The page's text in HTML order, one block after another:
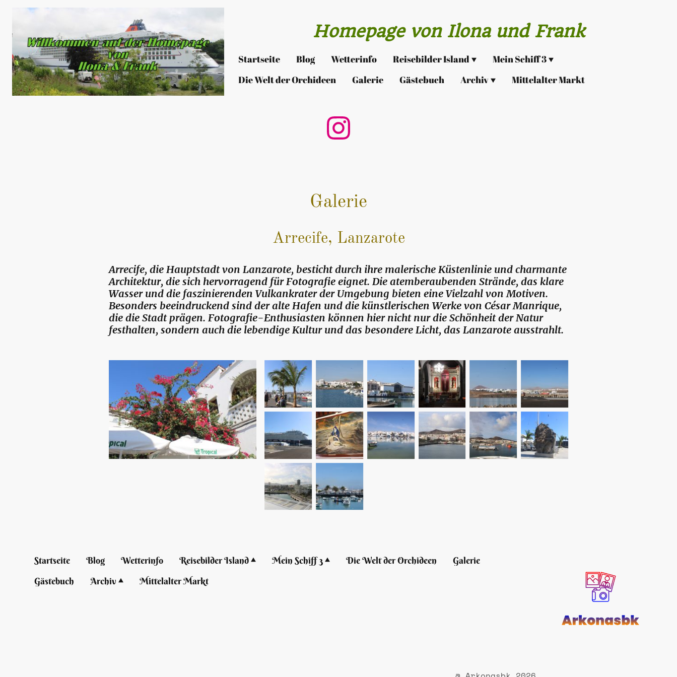
Homepage von Ilona und Frank
Startseite Blog Wetterinfo Reisebilder Island
Mein Schiff 3
Die Welt der Orchideen
Galerie Gästebuch Archiv Mittelalter Markt
Galerie
Arrecife, Lanzarote
Arrecife, die Hauptstadt von Lanzarote, besticht durch ihre malerische Küstenlinie und charmante
Architektur, die sich hervorragend für Fotografie eignet. Die atemberaubenden Strände, das klare
Wasser und die faszinierenden Vulkankrater der Umgebung bieten eine Vielzahl von Motiven.
Besonders beeindruckend sind der alte Hafen und die künstlerischen Werke von César Manrique,
die die Stadt prägen. Fotografie-Enthusiasten können hier nicht nur die Schönheit der Natur
festhalten, sondern auch die lebendige Kultur und das besondere Licht, das Lanzarote ausstrahlt.
Startseite Blog Wetterinfo Reisebilder Island Mein Schiff 3 Die Welt der Orchideen
Galerie
Gästebuch
Archiv Mittelalter Markt